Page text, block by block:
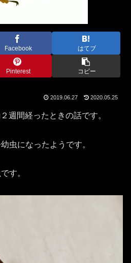
Facebook はてブ
Pinterest コピー
2019.06.27 2020.05.25
週間経ったときの話です。
虫になったようです。
す。